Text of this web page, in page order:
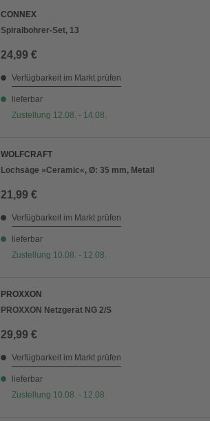
CONNEX
Spiralbohrer-Set, 13
24,99 €
Verfügbarkeit im Markt prüfen
lieferbar
Zustellung 12.08. - 14.08.
WOLFCRAFT
Lochsäge »Ceramic«, Ø: 35 mm, Metall
21,99 €
Verfügbarkeit im Markt prüfen
lieferbar
Zustellung 10.08. - 12.08.
PROXXON
PROXXON Netzgerät NG 2/S
29,99 €
Verfügbarkeit im Markt prüfen
lieferbar
Zustellung 10.08. - 12.08.